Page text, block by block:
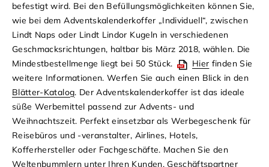
befestigt wird. Bei den Befüllungsmöglichkeiten können Sie,
wie bei dem Adventskalenderkoffer „Individuell“, zwischen
Lindt Naps oder Lindt Lindor Kugeln in verschiedenen
Geschmacksrichtungen, haltbar bis März 2018, wählen. Die
Mindestbestellmenge liegt bei 50 Stück.
Hier finden Sie
weitere Informationen. Werfen Sie auch einen Blick in den
Blätter-Katalog. Der Adventskalenderkoffer ist das ideale
süße Werbemittel passend zur Advents- und
Weihnachtszeit. Perfekt einsetzbar als Werbegeschenk für
Reisebüros und -veranstalter, Airlines, Hotels,
Kofferhersteller oder Fachgeschäfte. Machen Sie den
Weltenbummlern unter Ihren Kunden, Geschäftspartner